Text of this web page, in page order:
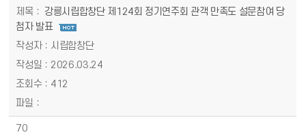
강릉시립합창단 제124회 정기연주회 관객 만족도 설문참여 당
첨자 발표
시립합창단
2026.03.24
412
70